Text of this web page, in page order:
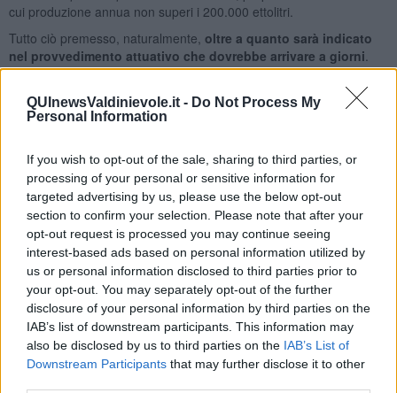
QUInewsValdinievole.it - Do Not Process My
Personal Information
If you wish to opt-out of the sale, sharing to third parties, or
processing of your personal or sensitive information for
targeted advertising by us, please use the below opt-out
section to confirm your selection. Please note that after your
opt-out request is processed you may continue seeing
interest-based ads based on personal information utilized by
us or personal information disclosed to third parties prior to
your opt-out. You may separately opt-out of the further
disclosure of your personal information by third parties on the
IAB’s list of downstream participants. This information may
also be disclosed by us to third parties on the IAB’s List of
Downstream Participants that may further disclose it to other
cui produzione annua non superi i 200.000 ettolitri.
Tutto ciò premesso, naturalmente, oltre a quanto sarà indicato
nel provvedimento attuativo che dovrebbe arrivare a giorni
Le maggiori critiche al provvedimento arrivano da chi, nel 2020, ha
diminuito drasticamente la produzione per porre rimedio alle
piccoli birrifici sono al di fuori della grande distribuzione e si
affidano quasi totalmente alla vendita diretta e alla rete Horeca. La
tempesta perfetta del Covid ha convinto molti di questi a limitare
fortemente il numero di cotte prodotte lo scorso anno, anche per
evitare che la birra rimanesse invenduta nei magazzini fino a
scadenza. Di conseguenzaquesti birrifici riceveranno poco dal
bonus del governo, mentre chi è riuscito tutto sommato a
mantenere un buon giro di affari avrà più soldi.
Naturalmente ogni punto di vista ha le sue ragioni e merita di
essere ascoltato. Personalmente credo che questo bonus sia
comunque una buona notizia. Al di là del valore economico che
porterà ai birrifici, rappresentaun riconoscimento da parte delle